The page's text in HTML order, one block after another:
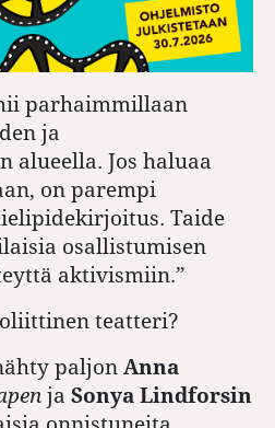
parhaimmillaan
ja
alueella. Jos haluaa
on parempi
Taide
osallistumisen
aktivismiin.”
teatteri?
paljon Anna
ja Sonya Lindforsin